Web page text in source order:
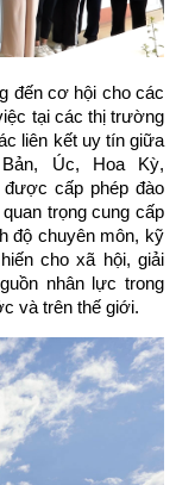
đến cơ hội cho các
tại các thị trường
liên kết uy tín giữa
Úc, Hoa Kỳ,
cấp phép đào
trọng cung cấp
độ chuyên môn, kỹ
cho xã hội, giải
nhân lực trong
và trên thế giới.